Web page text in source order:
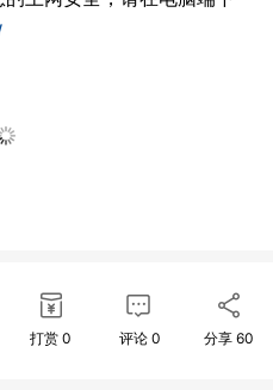
打赏 0 评论 0 分享 60